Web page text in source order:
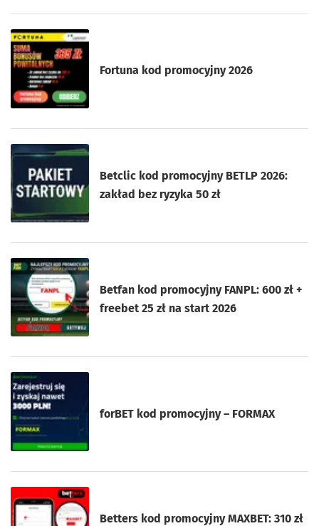
Fortuna kod promocyjny 2026
Betclic kod promocyjny BETLP 2026:
zakład bez ryzyka 50 zł
Betfan kod promocyjny FANPL: 600 zł +
freebet 25 zł na start 2026
forBET kod promocyjny – FORMAX
Betters kod promocyjny MAXBET: 310 zł